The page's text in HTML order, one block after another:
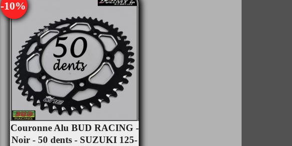
Couronne Alu BUD RACING -
Noir - 50 dents - SUZUKI 125-
-10%
Aperçu rapide